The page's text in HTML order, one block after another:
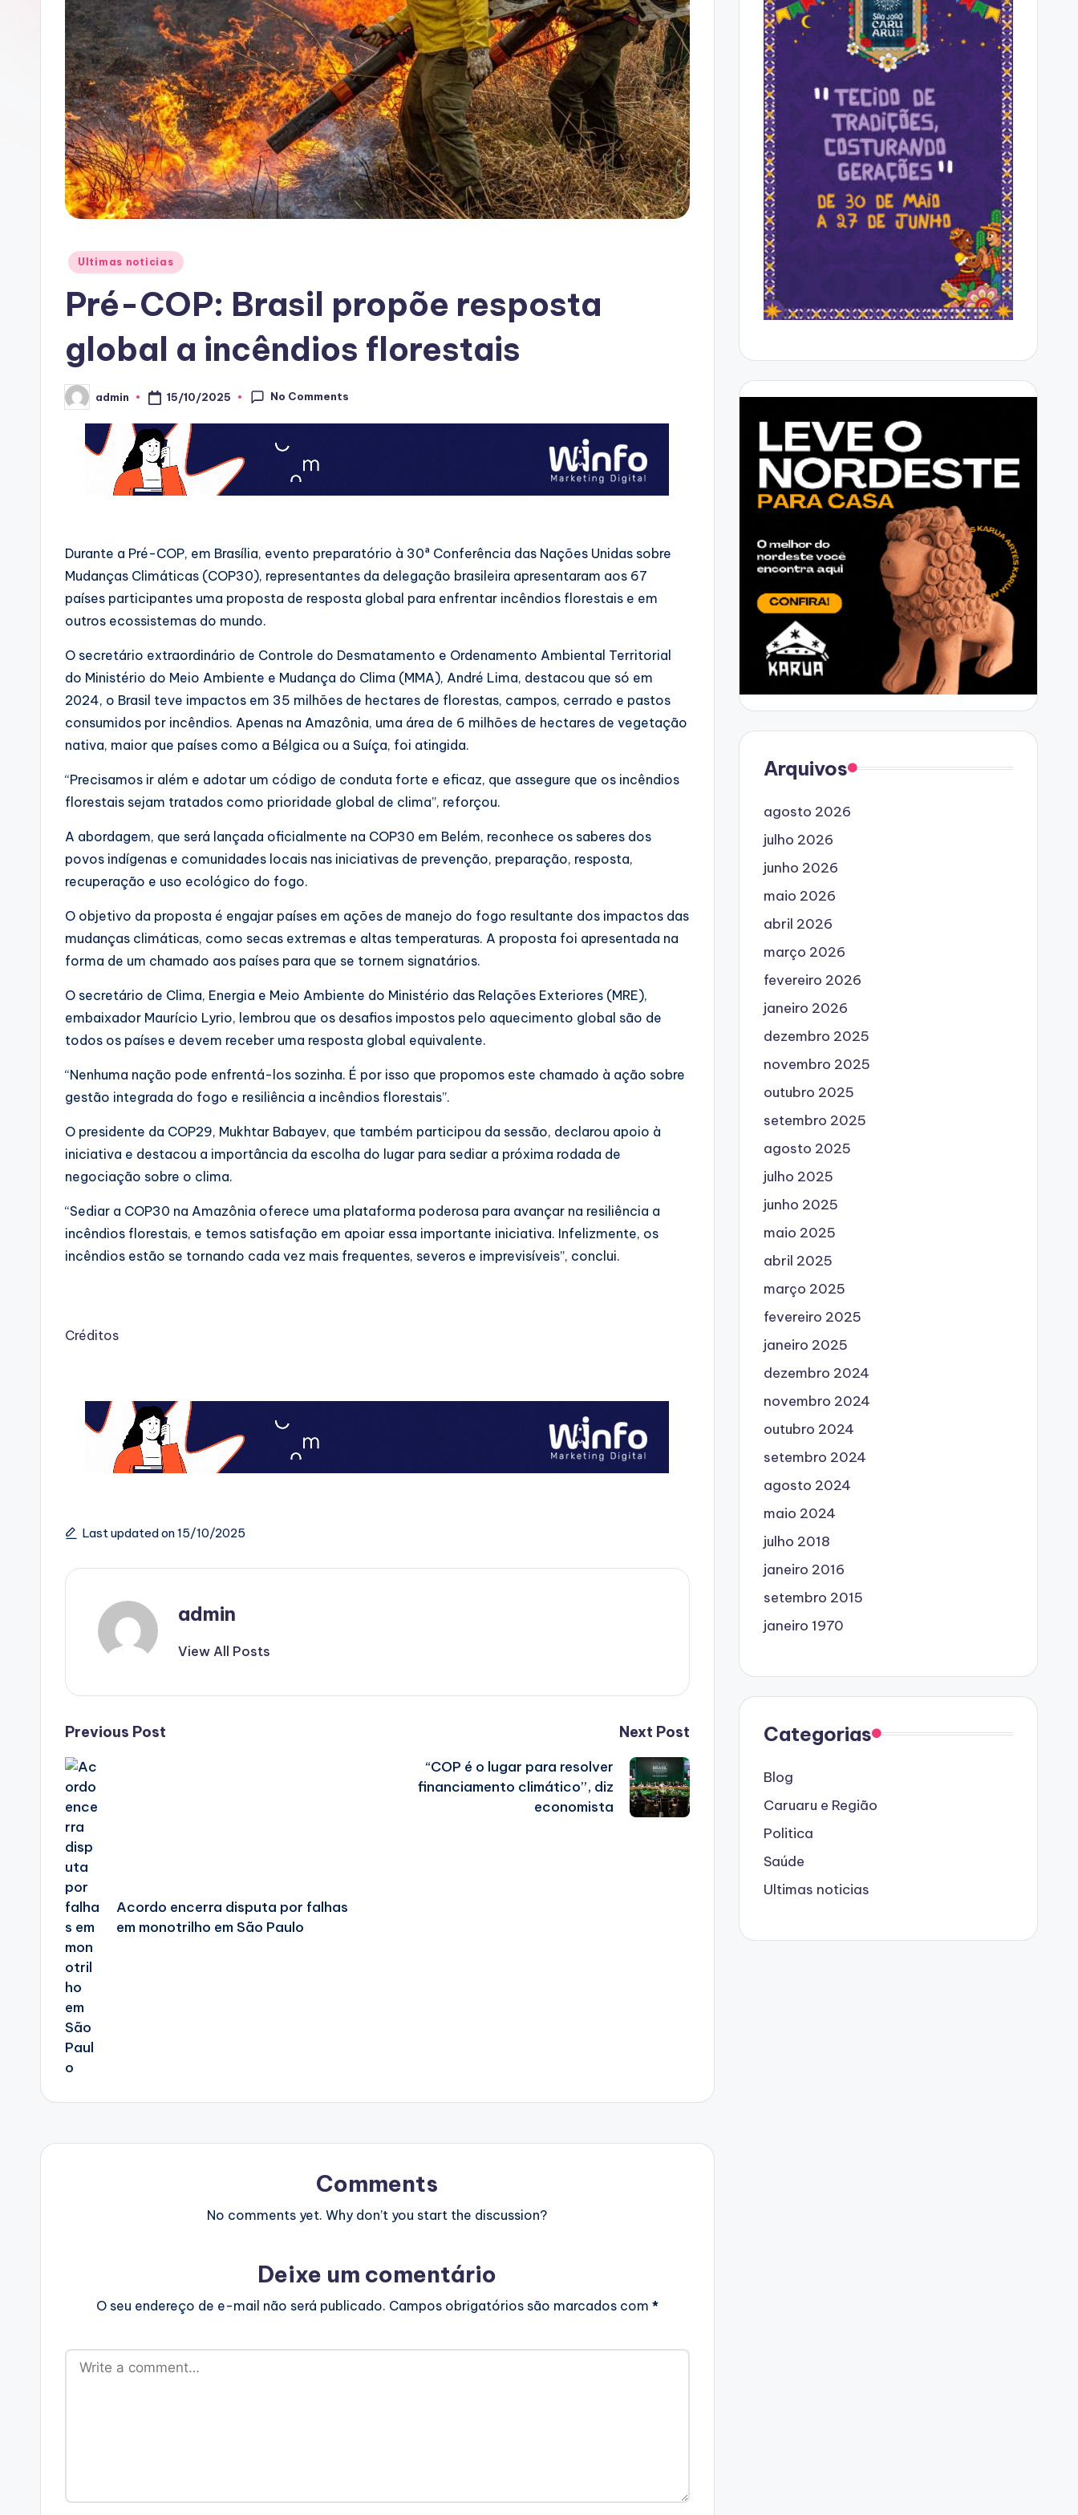
A
C
Posted
Ultimas noticias
Pré-COP: Brasil propõe resposta
global a incêndios florestais
Posted
by
admin 15/10/2025 No Comments
Durante a Pré-COP, em Brasília, evento preparatório à 30ª Conferência das Nações Unidas sobre
Mudanças Climáticas (COP30), representantes da delegação brasileira apresentaram aos 67
países participantes uma proposta de resposta global para enfrentar incêndios florestais e em
outros ecossistemas do mundo.
O secretário extraordinário de Controle do Desmatamento e Ordenamento Ambiental Territorial
do Ministério do Meio Ambiente e Mudança do Clima (MMA), André Lima, destacou que só em
2024, o Brasil teve impactos em 35 milhões de hectares de florestas, campos, cerrado e pastos
consumidos por incêndios. Apenas na Amazônia, uma área de 6 milhões de hectares de vegetação
nativa, maior que países como a Bélgica ou a Suíça, foi atingida.
“Precisamos ir além e adotar um código de conduta forte e eficaz, que assegure que os incêndios
florestais sejam tratados como prioridade global de clima”, reforçou.
A abordagem, que será lançada oficialmente na COP30 em Belém, reconhece os saberes dos
povos indígenas e comunidades locais nas iniciativas de prevenção, preparação, resposta,
recuperação e uso ecológico do fogo.
O objetivo da proposta é engajar países em ações de manejo do fogo resultante dos impactos das
mudanças climáticas, como secas extremas e altas temperaturas. A proposta foi apresentada na
forma de um chamado aos países para que se tornem signatários.
O secretário de Clima, Energia e Meio Ambiente do Ministério das Relações Exteriores (MRE),
embaixador Maurício Lyrio, lembrou que os desafios impostos pelo aquecimento global são de
todos os países e devem receber uma resposta global equivalente.
“Nenhuma nação pode enfrentá-los sozinha. É por isso que propomos este chamado à ação sobre
gestão integrada do fogo e resiliência a incêndios florestais”.
O presidente da COP29, Mukhtar Babayev, que também participou da sessão, declarou apoio à
iniciativa e destacou a importância da escolha do lugar para sediar a próxima rodada de
negociação sobre o clima.
“Sediar a COP30 na Amazônia oferece uma plataforma poderosa para avançar na resiliência a
incêndios florestais, e temos satisfação em apoiar essa importante iniciativa. Infelizmente, os
incêndios estão se tornando cada vez mais frequentes, severos e imprevisíveis”, conclui.
Créditos
Last updated on 15/10/2025
admin
View All Posts
Post
navigation
Previous Post
Acordo encerra disputa por falhas
em monotrilho em São Paulo
Next Post
“COP é o lugar para resolver
financiamento climático”, diz
economista
Comments
No comments yet. Why don’t you start the discussion?
Deixe um comentário
O seu endereço de e-mail não será publicado. Campos obrigatórios são marcados com *
Arquivos
agosto 2026
julho 2026
junho 2026
maio 2026
abril 2026
março 2026
fevereiro 2026
janeiro 2026
dezembro 2025
novembro 2025
outubro 2025
setembro 2025
agosto 2025
julho 2025
junho 2025
maio 2025
abril 2025
março 2025
fevereiro 2025
janeiro 2025
dezembro 2024
novembro 2024
outubro 2024
setembro 2024
agosto 2024
maio 2024
julho 2018
janeiro 2016
setembro 2015
janeiro 1970
Categorias
Blog
Caruaru e Região
Politica
Saúde
Ultimas noticias